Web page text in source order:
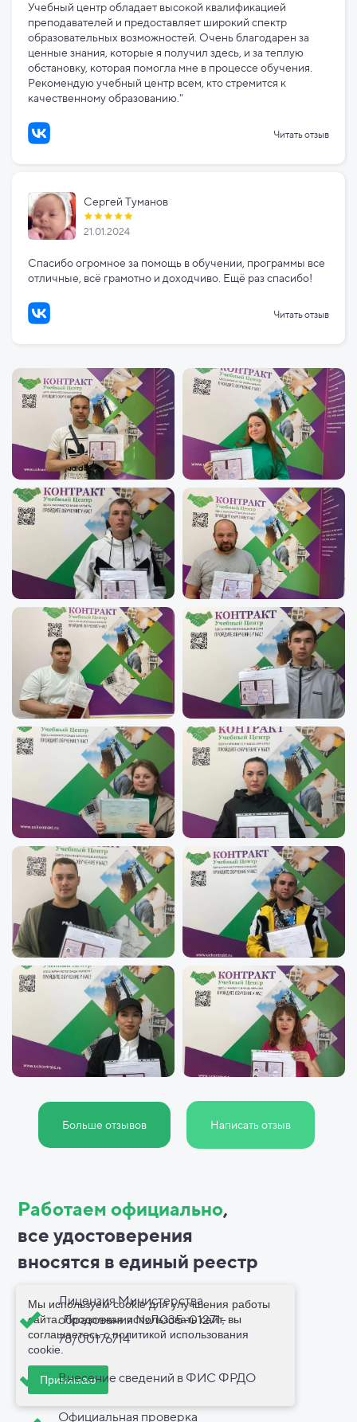
Учебный центр обладает высокой квалификацией
преподавателей и предоставляет широкий спектр
образовательных возможностей. Очень благодарен за
ценные знания, которые я получил здесь, и за теплую
обстановку, которая помогла мне в процессе обучения.
Рекомендую учебный центр всем, кто стремится к
качественному образованию."
Читать отзыв
Сергей Туманов
21.01.2024
Спасибо огромное за помощь в обучении, программы все
отличные, всё грамотно и доходчиво. Ещё раз спасибо!
Читать отзыв
Больше отзывов Написать отзыв
Работаем официально,
все удостоверения
вносятся в единый реестр
Лицензия Министерства
образования №Л035-01271-
78/00176714
Внесение сведений в ФИС ФРДО
Официальная проверка
Мы используем cookie для улучшения работы
сайта. Продолжая использовать сайт, вы
соглашаетесь сполитикой использования
cookie
Принимаю